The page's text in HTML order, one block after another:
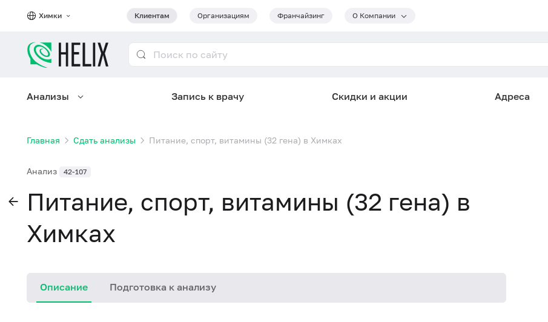
Химки Клиентам Организациям Франчайзинг О Компании
Анализы Запись к врачу Скидки и акции Адреса
Главная Сдать анализы Питание, спорт, витамины (32 гена) в Химках
Анализ 42-107
Питание, спорт, витамины (32 гена) в
Химках
Описание Подготовка к анализу